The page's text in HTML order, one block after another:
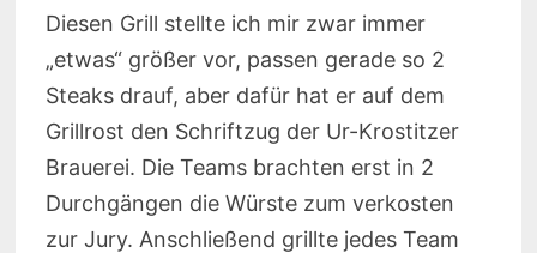
Diesen Grill stellte ich mir zwar immer
„etwas“ größer vor, passen gerade so 2
Steaks drauf, aber dafür hat er auf dem
Grillrost den Schriftzug der Ur-Krostitzer
Brauerei. Die Teams brachten erst in 2
Durchgängen die Würste zum verkosten
zur Jury. Anschließend grillte jedes Team